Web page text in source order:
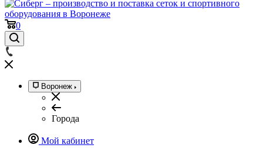
0
Воронеж
Города
Мой кабинет